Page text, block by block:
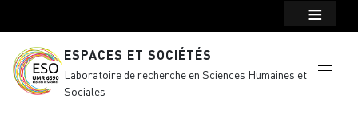
ESPACES ET SOCIÉTÉS
Laboratoire de recherche en Sciences Humaines et
Sociales